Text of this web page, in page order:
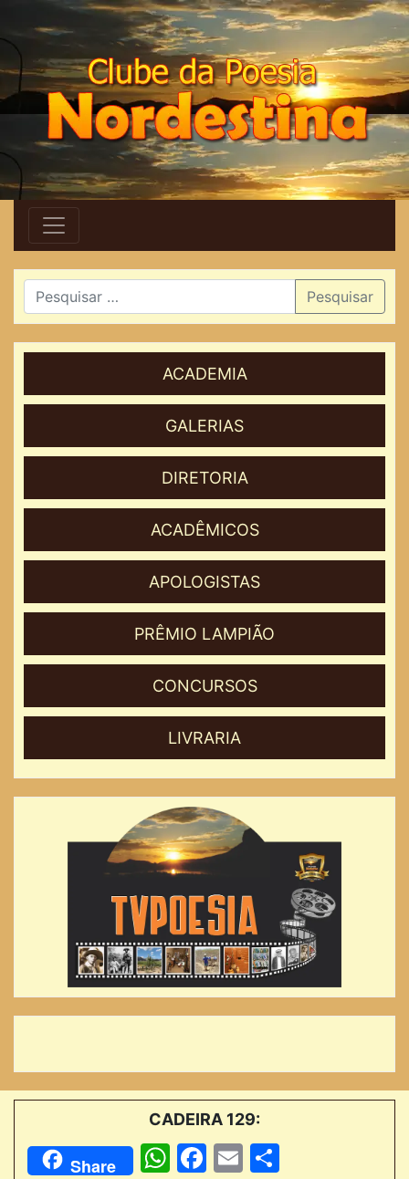
Pesquisar
ACADEMIA
GALERIAS
DIRETORIA
ACADÊMICOS
APOLOGISTAS
PRÊMIO LAMPIÃO
CONCURSOS
LIVRARIA
CADEIRA 129:
Share WhatsApp
Facebook
Email